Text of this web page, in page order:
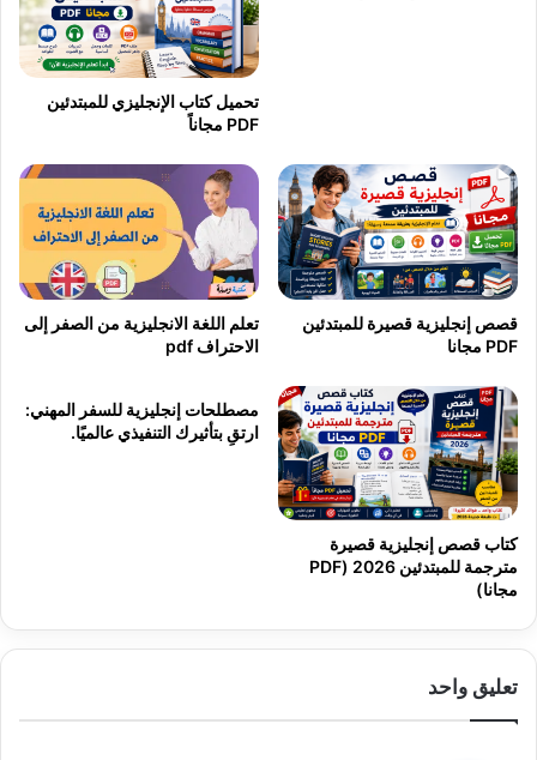
تحميل كتاب الإنجليزي للمبتدئين
PDF مجاناً
قصص إنجليزية قصيرة للمبتدئين
PDF مجانا
تعلم اللغة الانجليزية من الصفر إلى
الاحتراف pdf
كتاب قصص إنجليزية قصيرة
مترجمة للمبتدئين 2026 (PDF
مجانا)
مصطلحات إنجليزية للسفر المهني:
ارتقِ بتأثيرك التنفيذي عالميًا.
تعليق واحد